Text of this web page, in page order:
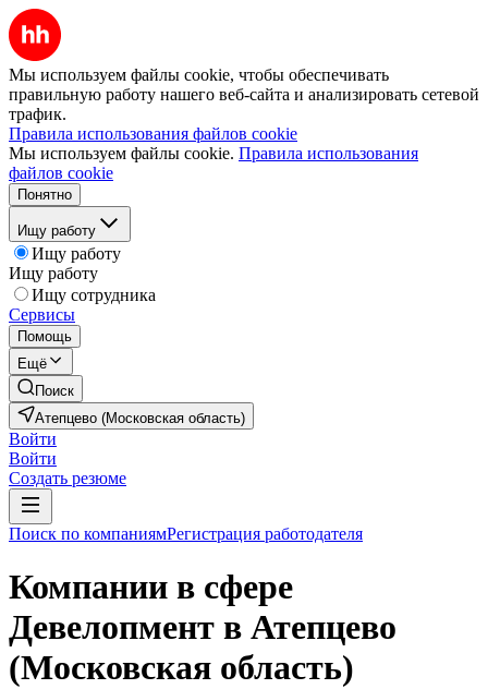
Мы используем файлы cookie, чтобы обеспечивать
правильную работу нашего веб-сайта и анализировать сетевой
трафик.
Правила использования файлов cookie
Мы используем файлы cookie. Правила использования
файлов cookie
Понятно
Ищу работу
Ищу работу
Ищу работу
Ищу сотрудника
Сервисы
Помощь
Ещё
Поиск
Атепцево (Московская область)
Войти
Войти
Создать резюме
Поиск по компаниямРегистрация работодателя
Компании в сфере
Девелопмент в Атепцево
(Московская область)